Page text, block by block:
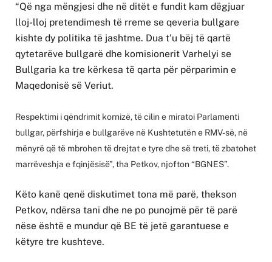
“Që nga mëngjesi dhe në ditët e fundit kam dëgjuar
lloj-lloj pretendimesh të rreme se qeveria bullgare
kishte dy politika të jashtme. Dua t’u bëj të qartë
qytetarëve bullgarë dhe komisionerit Varhelyi se
Bullgaria ka tre kërkesa të qarta për përparimin e
Maqedonisë së Veriut.
Respektimi i qëndrimit kornizë, të cilin e miratoi Parlamenti
bullgar, përfshirja e bullgarëve në Kushtetutën e RMV-së, në
mënyrë që të mbrohen të drejtat e tyre dhe së treti, të zbatohet
marrëveshja e fqinjësisë”, tha Petkov, njofton “BGNES”.
Këto kanë qenë diskutimet tona më parë, thekson
Petkov, ndërsa tani dhe ne po punojmë për të parë
nëse është e mundur që BE të jetë garantuese e
këtyre tre kushteve.